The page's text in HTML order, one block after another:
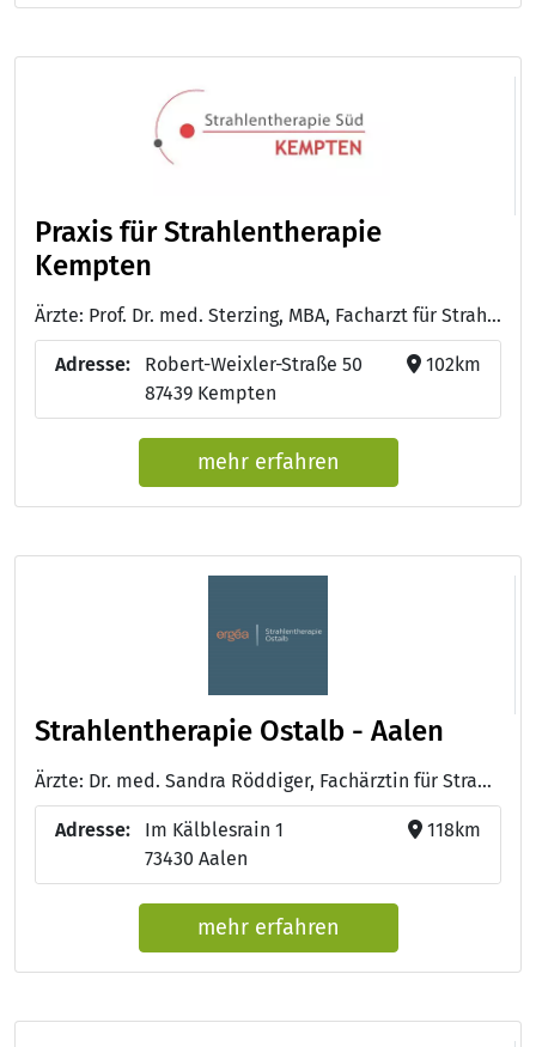
Praxis für Strahlentherapie
Kempten
Ärzte: Prof. Dr. med. Sterzing, MBA, Facharzt für Strahlentherapie - Dr. med. Stephan Lächelt, Facharzt für Strahlentherapie
Adresse:
Robert-Weixler-Straße 50
87439 Kempten
102km
mehr erfahren
Strahlentherapie Ostalb - Aalen
Ärzte: Dr. med. Sandra Röddiger, Fachärztin für Strahlentherapie, Standortleiterin - Dr. med. Ralf Kurek, Facharzt für Strahlentherapie, Standortleiter - Margarita Voskoboinik , Fachärztin für Strahlentherapie - Fränze Linke, Fachärztin für Strahlentherapie
Adresse:
Im Kälblesrain 1
73430 Aalen
118km
mehr erfahren